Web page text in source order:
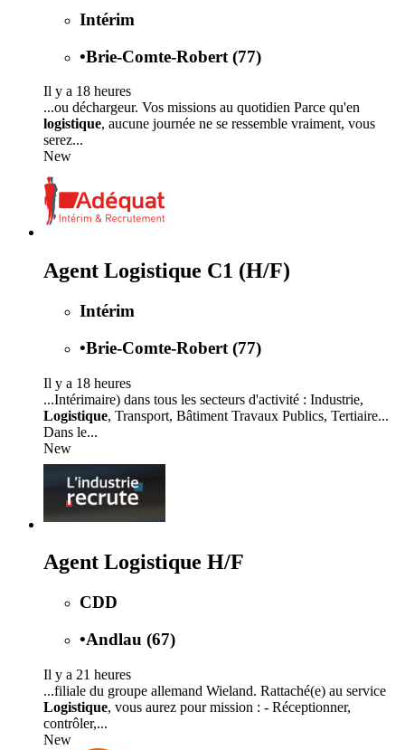
Intérim
•Brie-Comte-Robert (77)
Il y a 18 heures
...ou déchargeur. Vos missions au quotidien Parce qu'en
logistique, aucune journée ne se ressemble vraiment, vous
serez...
New
Agent Logistique C1 (H/F)
Intérim
•Brie-Comte-Robert (77)
Il y a 18 heures
...Intérimaire) dans tous les secteurs d'activité : Industrie,
Logistique, Transport, Bâtiment Travaux Publics, Tertiaire...
Dans le...
New
Agent Logistique H/F
CDD
•Andlau (67)
Il y a 21 heures
...filiale du groupe allemand Wieland. Rattaché(e) au service
Logistique, vous aurez pour mission : - Réceptionner,
contrôler,...
New